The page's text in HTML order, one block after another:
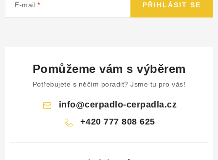
E-mail PŘIHLÁSIT SE
Pomůžeme vám s výběrem
Potřebujete s něčím poradit? Jsme tu pro vás!
info@cerpadlo-cerpadla.cz
+420 777 808 625